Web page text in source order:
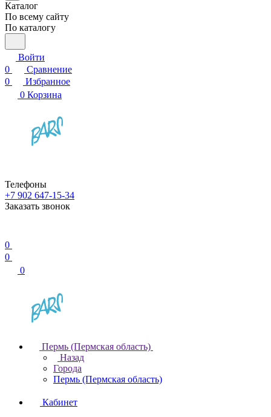
Каталог
По всему сайту
По каталогу
Войти
0
Сравнение
0
Избранное
0 Корзина
Телефоны
+7 902 647-15-34
Заказать звонок
0
0
0
Пермь (Пермская область)
Назад
Города
Пермь (Пермская область)
Кабинет